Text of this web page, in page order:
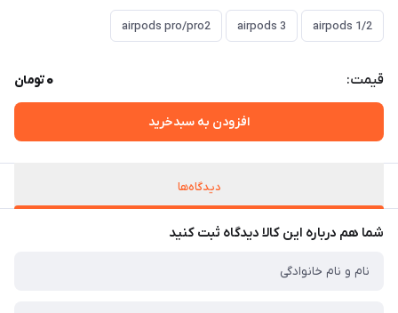
airpods 1/2
airpods 3
airpods pro/pro2
قیمت: 0تومان
افزودن به سبدخرید
دیدگاه‌ها
شما هم درباره این کالا دیدگاه ثبت کنید